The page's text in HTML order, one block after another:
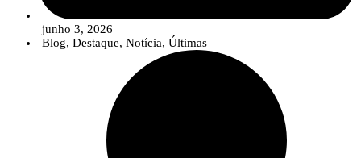
junho 3, 2026
Blog, Destaque, Notícia, Últimas